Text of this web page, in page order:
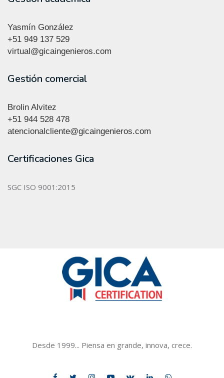
Yasmín González
+51 949 137 529
virtual@gicaingenieros.com
Gestión comercial
Brolin Alvitez
+51 944 528 478
atencionalcliente@gicaingenieros.com
Certificaciones Gica
SGC ISO 9001:2015
Desde 1999... Piensa en grande, innova, crece.